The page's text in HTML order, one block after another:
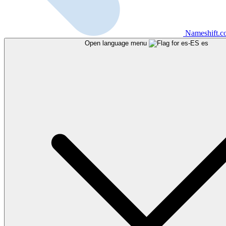
Open language menu es